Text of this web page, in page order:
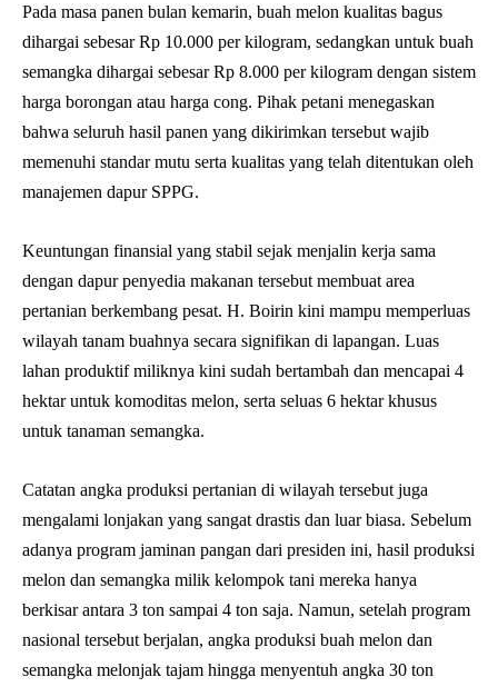
Pada masa panen bulan kemarin, buah melon kualitas bagus
dihargai sebesar Rp 10.000 per kilogram, sedangkan untuk buah
semangka dihargai sebesar Rp 8.000 per kilogram dengan sistem
harga borongan atau harga cong. Pihak petani menegaskan
bahwa seluruh hasil panen yang dikirimkan tersebut wajib
memenuhi standar mutu serta kualitas yang telah ditentukan oleh
manajemen dapur SPPG.
Keuntungan finansial yang stabil sejak menjalin kerja sama
dengan dapur penyedia makanan tersebut membuat area
pertanian berkembang pesat. H. Boirin kini mampu memperluas
wilayah tanam buahnya secara signifikan di lapangan. Luas
lahan produktif miliknya kini sudah bertambah dan mencapai 4
hektar untuk komoditas melon, serta seluas 6 hektar khusus
untuk tanaman semangka.
Catatan angka produksi pertanian di wilayah tersebut juga
mengalami lonjakan yang sangat drastis dan luar biasa. Sebelum
adanya program jaminan pangan dari presiden ini, hasil produksi
melon dan semangka milik kelompok tani mereka hanya
berkisar antara 3 ton sampai 4 ton saja. Namun, setelah program
nasional tersebut berjalan, angka produksi buah melon dan
semangka melonjak tajam hingga menyentuh angka 30 ton